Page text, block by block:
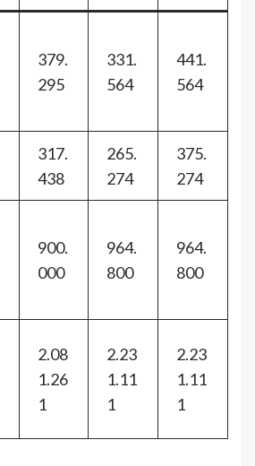
379.
295
331.
564
441.
564
317.
438
265.
274
375.
274
900.
000
964.
800
964.
800
2.08
1.26
1
2.23
1.11
1
2.23
1.11
1